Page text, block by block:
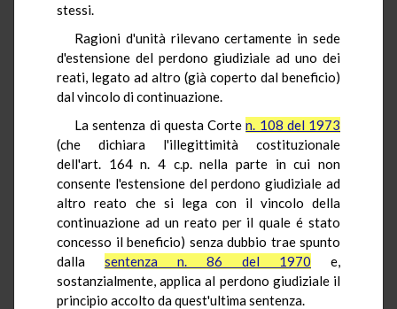
stessi.
Ragioni d'unità rilevano certamente in sede
d'estensione del perdono giudiziale ad uno dei
reati, legato ad altro (già coperto dal beneficio)
dal vincolo di continuazione.
La sentenza di questa Corten. 108 del 1973
(che dichiara l'illegittimità costituzionale
dell'art. 164 n. 4 c.p. nella parte in cui non
consente l'estensione del perdono giudiziale ad
altro reato che si lega con il vincolo della
continuazione ad un reato per il quale é stato
concesso il beneficio) senza dubbio trae spunto
dalla sentenza n. 86 del 1970 e,
sostanzialmente, applica al perdono giudiziale il
principio accolto da quest'ultima sentenza.